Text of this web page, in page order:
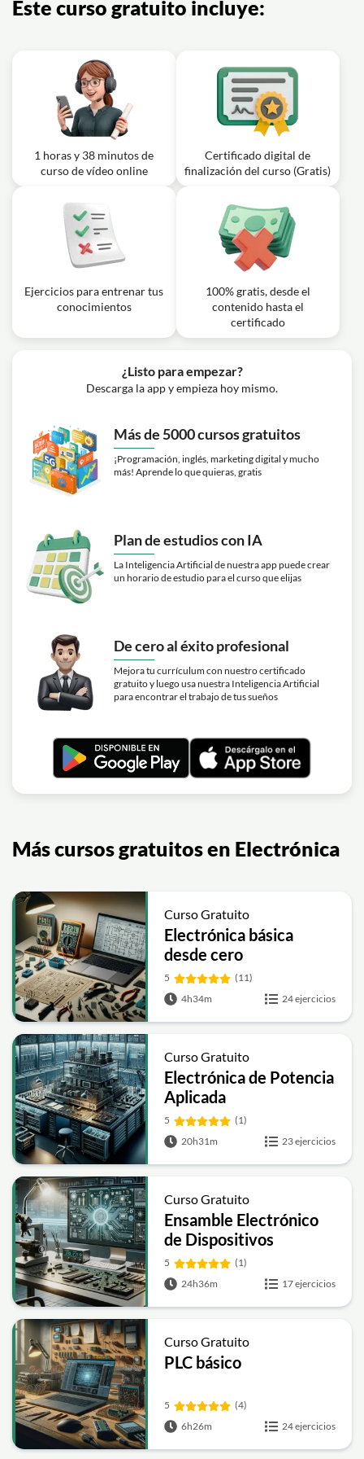
Este curso gratuito incluye:
1 horas y 38 minutos de
curso de vídeo online
Certificado digital de
finalización del curso (Gratis)
Ejercicios para entrenar tus
conocimientos
100% gratis, desde el
contenido hasta el
certificado
¿Listo para empezar?
Descarga la app y empieza hoy mismo.
Más de 5000 cursos gratuitos
¡Programación, inglés, marketing digital y mucho
más! Aprende lo que quieras, gratis
Plan de estudios con IA
La Inteligencia Artificial de nuestra app puede crear
un horario de estudio para el curso que elijas
De cero al éxito profesional
Mejora tu currículum con nuestro certificado
gratuito y luego usa nuestra Inteligencia Artificial
para encontrar el trabajo de tus sueños
Más cursos gratuitos en Electrónica
Curso Gratuito
Electrónica básica
desde cero
5
(11)
4h34m
24 ejercicios
Curso Gratuito
Electrónica de Potencia
Aplicada
5
(1)
20h31m
23 ejercicios
Curso Gratuito
Ensamble Electrónico
de Dispositivos
Medicos
5
(1)
24h36m
17 ejercicios
Curso Gratuito
PLC básico
5
(4)
6h26m
24 ejercicios